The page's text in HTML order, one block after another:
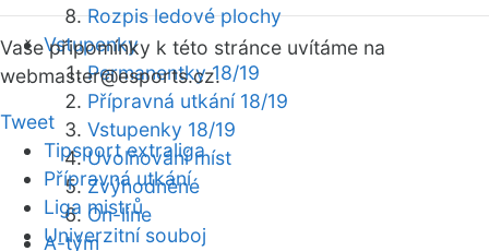
Rozpis ledové plochy
Vstupenky
Permanentky 18/19
Přípravná utkání 18/19
Vstupenky 18/19
Uvolňování míst
Zvýhodněné
On-line
A-tým
Vaše připomínky k této stránce uvítáme na
webmaster@esports.cz.
Tweet
Tipsport extraliga
Přípravná utkání
Liga mistrů
Univerzitní souboj